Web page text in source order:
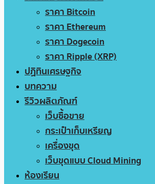
ราคา Bitcoin
ราคา Ethereum
ราคา Dogecoin
ราคา Ripple (XRP)
ปฏิทินเศรษฐกิจ
บทความ
รีวิวผลิตภัณฑ์
เว็บซื้อขาย
กระเป๋าเก็บเหรียญ
เครื่องขุด
เว็บขุดแบบ Cloud Mining
ห้องเรียน